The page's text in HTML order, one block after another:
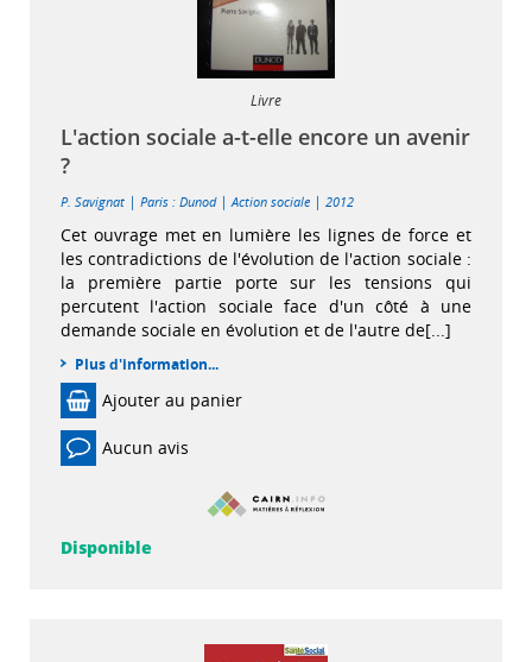
Livre
L'action sociale a-t-elle encore un avenir
?
P. Savignat | Paris : Dunod|Action sociale | 2012
Cet ouvrage met en lumière les lignes de force et
les contradictions de l'évolution de l'action sociale :
la première partie porte sur les tensions qui
percutent l'action sociale face d'un côté à une
demande sociale en évolution et de l'autre de[...]
Plus d'information...
Ajouter au panier
Aucun avis
Disponible